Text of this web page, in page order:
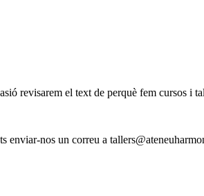
revisarem el text de perquè fem cursos i
enviar-nos un correu a